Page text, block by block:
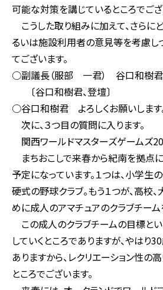
可能な対策を講じているところでござ
こうした取り組みに加えて、さら
るいは施設利用者の意見等を考慮し
てございます。
○副議長（服部 一君） 谷口和樹君
〔谷口和樹君、登壇〕
○谷口和樹君 よろしくお願いします
次に、３つ目の質問に入ります。
関西ワールドマスターズゲームズ
まちおこしで来春から紀南を拠点
予定になっています。１つは、小学
硬式の野球クラブ。もう１つが、高
めに成人のアマチュアのクラブチー
この成人のクラブチームの目標とい
していくところでありますが、やは
ありますから、レクリエーション性
ところでございます。